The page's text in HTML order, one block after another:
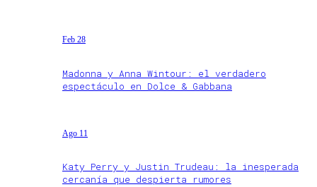
Feb 28
Madonna y Anna Wintour: el verdadero
espectáculo en Dolce & Gabbana
Ago 11
Katy Perry y Justin Trudeau: la inesperada
cercanía que despierta rumores